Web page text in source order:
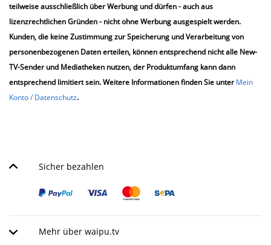
teilweise ausschließlich über Werbung und dürfen - auch aus
lizenzrechtlichen Gründen - nicht ohne Werbung ausgespielt werden.
Kunden, die keine Zustimmung zur Speicherung und Verarbeitung von
personenbezogenen Daten erteilen, können entsprechend nicht alle New-
TV-Sender und Mediatheken nutzen, der Produktumfang kann dann
entsprechend limitiert sein. Weitere Informationen finden Sie unterMein
Konto / Datenschutz.
Sicher bezahlen
Mehr über waipu.tv